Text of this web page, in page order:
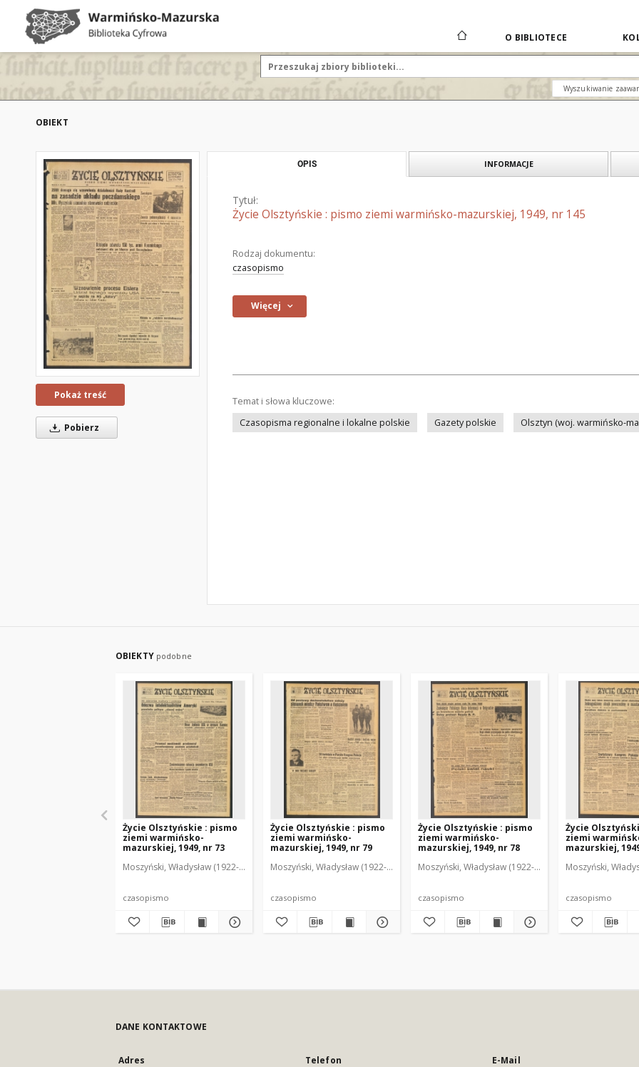
O BIBLIOTECE
Wyszukiwanie
OBIEKT
Pokaż treść
Pobierz
OPIS INFORMACJE
Tytuł:
Życie Olsztyńskie : pismo ziemi warmińsko-mazurskiej, 1949, nr 145
Rodzaj dokumentu:
czasopismo
Więcej
Temat i słowa kluczowe:
Czasopisma regionalne i lokalne polskie
Gazety polskie Olsztyn (woj. warmińsko-
OBIEKTY podobne
Życie Olsztyńskie : pismo
ziemi warmińsko-
mazurskiej, 1949, nr 73
Moszyński, Władysław (1922-2001). Red. Mroczkowski, Włodzimierz (1902-1971). Red. Osiecki, Andrzej. Red.
czasopismo
Życie Olsztyńskie : pismo
ziemi warmińsko-
mazurskiej, 1949, nr 79
Moszyński, Władysław (1922-2001). Red. Mroczkowski, Włodzimierz (1902-1971). Red.
czasopismo
Życie Olsztyńskie : pismo
ziemi warmińsko-
mazurskiej, 1949, nr 78
Moszyński, Władysław (1922-2001). Red. Mroczkowski,
czasopismo
Życie
ziemi
mazurskiej,
Moszyński,
czasopismo
DANE KONTAKTOWE
Adres Telefon E-Mail